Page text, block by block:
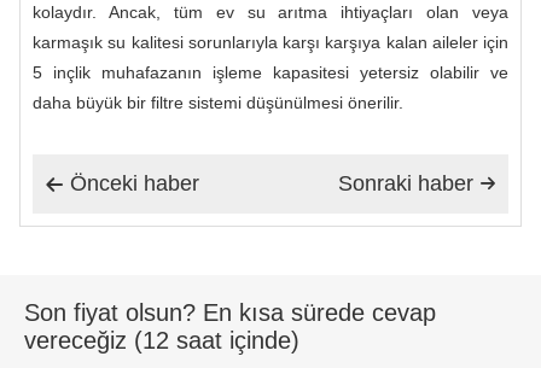
kolaydır. Ancak, tüm ev su arıtma ihtiyaçları olan veya
karmaşık su kalitesi sorunlarıyla karşı karşıya kalan aileler için
5 inçlik muhafazanın işleme kapasitesi yetersiz olabilir ve
daha büyük bir filtre sistemi düşünülmesi önerilir.
 Önceki haber 
Sonraki haber
Son fiyat olsun? En kısa sürede cevap
vereceğiz (12 saat içinde)